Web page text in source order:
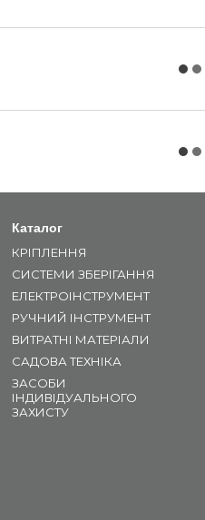
Каталог
КРІПЛЕННЯ
СИСТЕМИ ЗБЕРІГАННЯ
ЕЛЕКТРОІНСТРУМЕНТ
РУЧНИЙ ІНСТРУМЕНТ
ВИТРАТНІ МАТЕРІАЛИ
САДОВА ТЕХНІКА
ЗАСОБИ
ІНДИВІДУАЛЬНОГО
ЗАХИСТУ